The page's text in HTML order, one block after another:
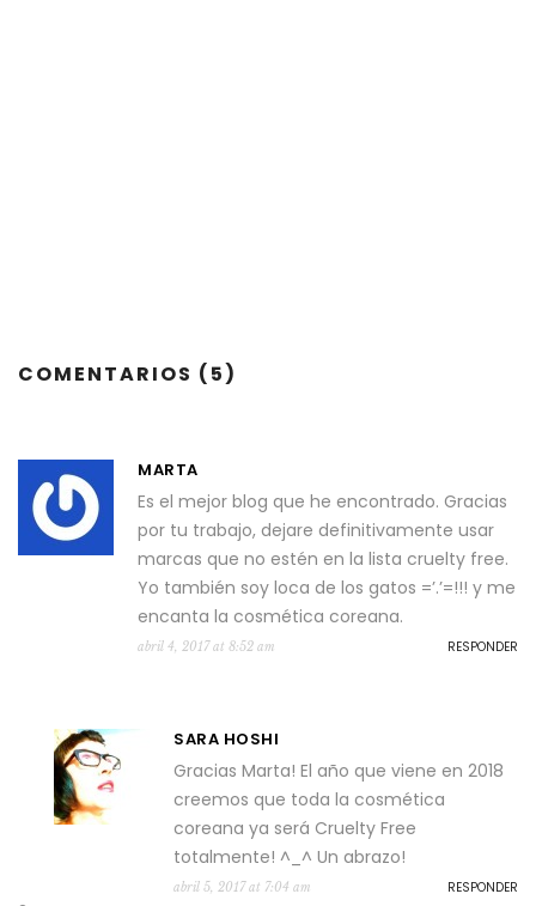
COMENTARIOS (5)
MARTA
Es el mejor blog que he encontrado. Gracias
por tu trabajo, dejare definitivamente usar
marcas que no estén en la lista cruelty free.
Yo también soy loca de los gatos =’.’=!!! y me
encanta la cosmética coreana.
abril 4, 2017 at 8:52 am RESPONDER
SARA HOSHI
Gracias Marta! El año que viene en 2018
creemos que toda la cosmética
coreana ya será Cruelty Free
totalmente! ^_^ Un abrazo!
abril 5, 2017 at 7:04 am RESPONDER